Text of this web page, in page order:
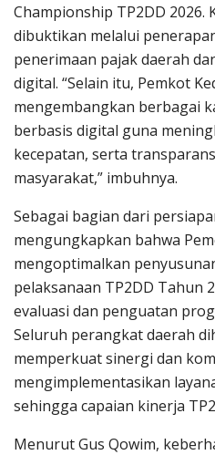
Championship TP2DD
dibuktikan melalui
penerimaan pajak daerah
digital. “Selain itu, Pemkot
mengembangkan berbagai
berbasis digital guna
kecepatan, serta
masyarakat,” imbuhnya.
Sebagai bagian dari
mengungkapkan bahwa
mengoptimalkan
pelaksanaan TP2DD Tahun
evaluasi dan penguatan
Seluruh perangkat daerah
memperkuat sinergi dan
mengimplementasikan
sehingga capaian kinerja
Menurut Gus Qowim,